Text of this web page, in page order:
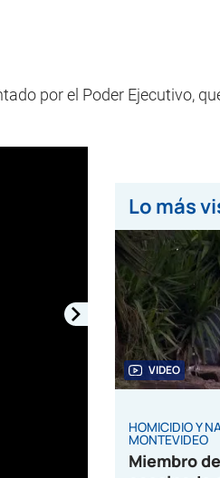
por el Poder Ejecutivo,
Lo más
VIDEO
HOMICIDIO Y
MONTEVIDEO
Miembro